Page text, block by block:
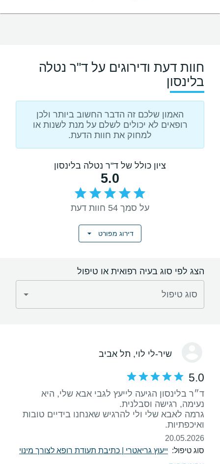
חוות דעת ודירוגים על ד"ר נטלה
בלינסון
האמון שלכם זה הדבר החשוב ביותר ולכן
רופאים לא יכולים לשלם על מנת לשנות או
למחוק את חוות הדעת.
ציון כולל של ד"ר נטלה בלינסון
5.0
על סמך 54 חוות דעת
דירוג מפורט
הצג לפי סוג בעיה רפואית או טיפול
סוג טיפול
שיר-לי לוי, תל אביב
5.0
ד״ר בלינסון הגיעה לייעץ לגבי אבא שלי, היא
גרמה לאבא שלי ולי להרגיש שאנחנו בידיים טובות
ואיכפתיות.
20.05.2026
סוג טיפול: ייעוץ גריאטרי
כתיבת תעודת רופא לצורך מינוי